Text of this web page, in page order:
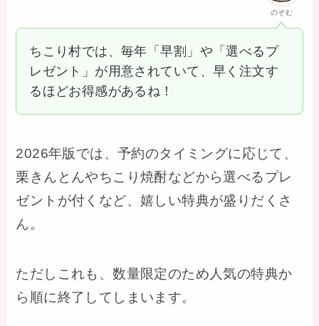
のぞむ
ちこり村では、毎年「早割」や「選べるプ
レゼント」が用意されていて、早く注文す
るほどお得感があるね！
2026年版では、予約のタイミングに応じて、
栗きんとんやちこり焼酎などから選べるプレ
ゼントが付くなど、嬉しい特典が盛りだくさ
ん。
ただしこれも、数量限定のため人気の特典か
ら順に終了してしまいます。